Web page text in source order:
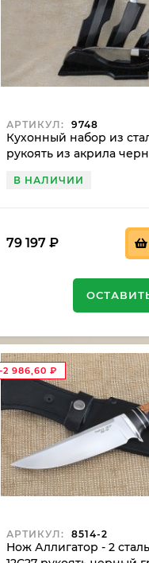
АРТИКУЛ: 9748
Кухонный набор из
рукоять из акрила
В НАЛИЧИИ
79 197 ₽
-2 986,60 ₽
АРТИКУЛ: 8514-2
Нож Аллигатор - 2